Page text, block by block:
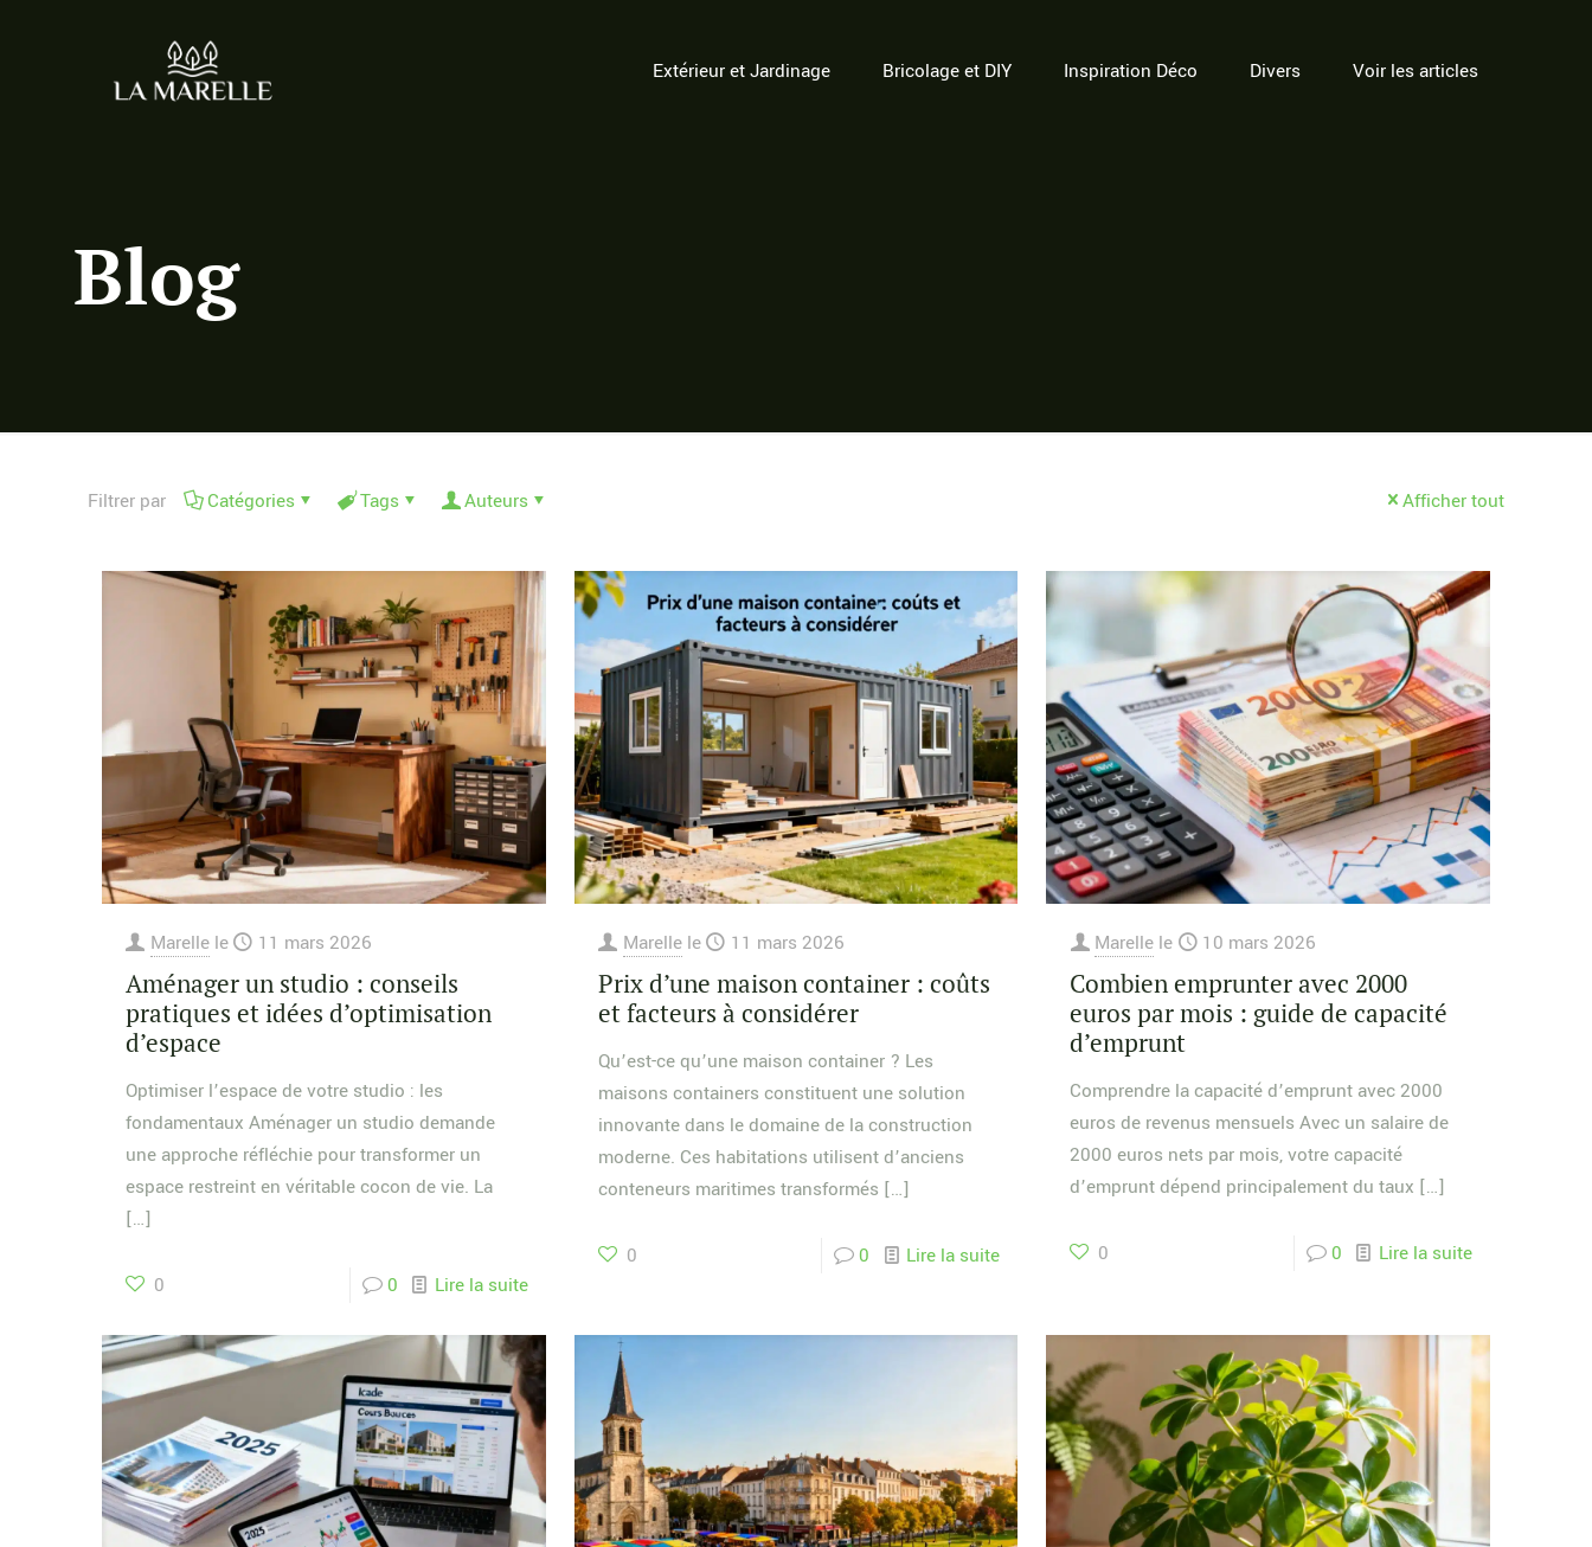
Extérieur et Jardinage Bricolage et DIY Inspiration Déco Divers Voir les articles
Blog
Filtrer par Catégories Tags Auteurs Afficher tout
Marelle le 11 mars 2026
Aménager un studio : conseils
pratiques et idées d’optimisation
d’espace
Optimiser l’espace de votre studio : les
fondamentaux Aménager un studio demande
une approche réfléchie pour transformer un
espace restreint en véritable cocon de vie. La
[…]
0 0 Lire la suite
Marelle le 11 mars 2026
Prix d’une maison container : coûts
et facteurs à considérer
Qu’est-ce qu’une maison container ? Les
maisons containers constituent une solution
innovante dans le domaine de la construction
moderne. Ces habitations utilisent d’anciens
conteneurs maritimes transformés […]
0 0 Lire la suite
Marelle le 10 mars 2026
Combien emprunter avec 2000
euros par mois : guide de capacité
d’emprunt
Comprendre la capacité d’emprunt avec 2000
euros de revenus mensuels Avec un salaire de
2000 euros nets par mois, votre capacité
d’emprunt dépend principalement du taux […]
0 0 Lire la suite